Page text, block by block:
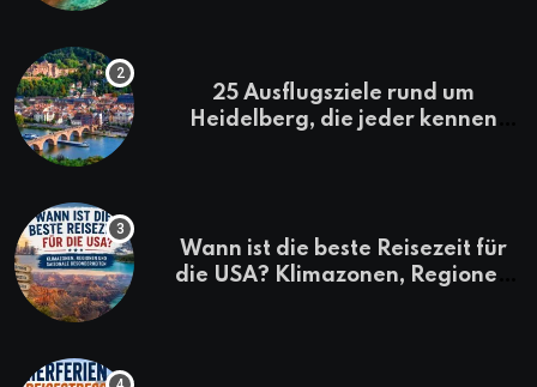
25 Ausflugsziele rund um
Heidelberg, die jeder kennen
Wann ist die beste Reisezeit für
die USA? Klimazonen, Regionen